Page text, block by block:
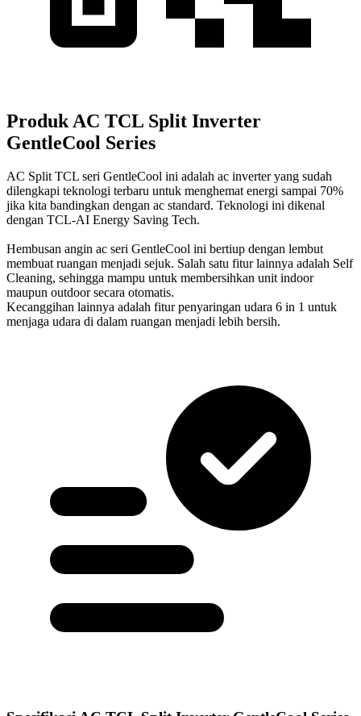
Produk AC TCL Split Inverter
GentleCool Series
AC Split TCL seri GentleCool ini adalah ac inverter yang sudah
dilengkapi teknologi terbaru untuk menghemat energi sampai 70%
jika kita bandingkan dengan ac standard. Teknologi ini dikenal
dengan TCL-AI Energy Saving Tech.
Hembusan angin ac seri GentleCool ini bertiup dengan lembut
membuat ruangan menjadi sejuk. Salah satu fitur lainnya adalah Self
Cleaning, sehingga mampu untuk membersihkan unit indoor
maupun outdoor secara otomatis.
Kecanggihan lainnya adalah fitur penyaringan udara 6 in 1 untuk
menjaga udara di dalam ruangan menjadi lebih bersih.